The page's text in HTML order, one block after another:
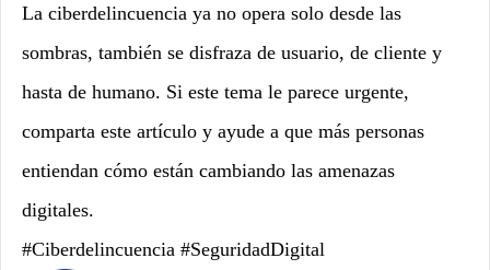
La ciberdelincuencia ya no opera solo desde las
sombras, también se disfraza de usuario, de cliente y
hasta de humano. Si este tema le parece urgente,
comparta este artículo y ayude a que más personas
entiendan cómo están cambiando las amenazas
digitales.
#Ciberdelincuencia #SeguridadDigital